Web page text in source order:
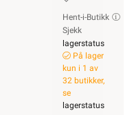
Hent-i-Butikk
Sjekk
lagerstatus
På lager
kun i 1 av
32 butikker,
se
lagerstatus